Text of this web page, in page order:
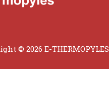
© 2026 E-THERMOPYLES